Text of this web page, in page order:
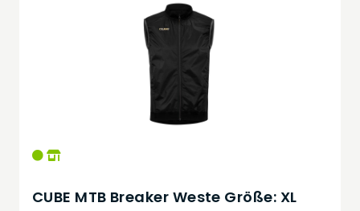
CUBE MTB Breaker Weste Größe: XL